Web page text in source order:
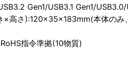
Gen1/USB3.1 Gen1/
×高さ):120×35×183mm(本体のみ
指令準拠(10物質)